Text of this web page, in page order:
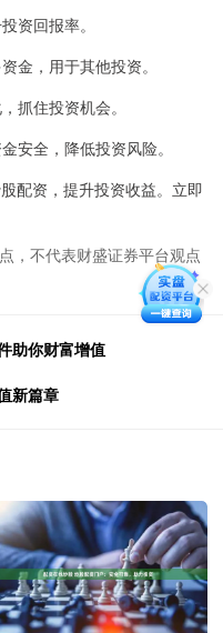
资回报率。
金，用于其他投资。
抓住投资机会。
安全，降低投资风险。
配资，提升投资收益。立即
，不代表财盛证券平台观点
助你财富增值
新篇章